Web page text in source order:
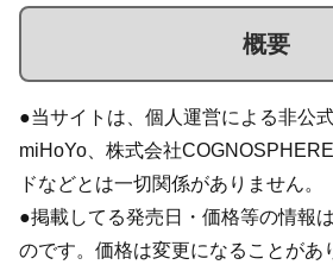
概要
●当サイトは、個人運営による非公
miHoYo、株式会社
ドなどとは一切関係がありません。
●掲載してる発売日・価格等の情報
のです。価格は変更になることがあ